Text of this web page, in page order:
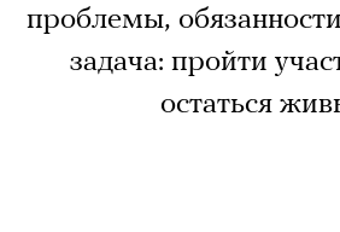
проблемы,
задача: пройти
остаться